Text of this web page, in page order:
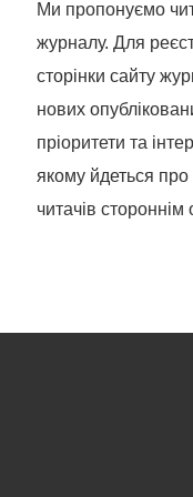
Ми пропонуємо
журналу. Для
сторінки сайту
нових
пріоритети та
якому йдеться
читачів